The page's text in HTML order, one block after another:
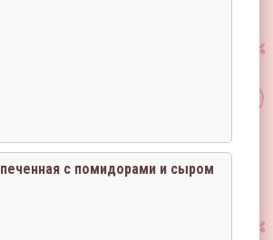
с помидорами и сыром